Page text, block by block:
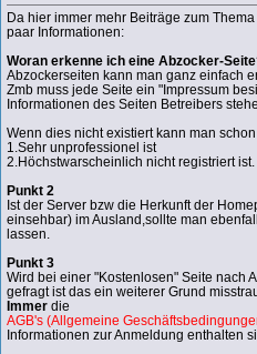
Da hier immer mehr Beiträge zum
paar Informationen:
Woran erkenne ich eine Abzocker-
Abzockerseiten kann man ganz einfach
Zmb muss jede Seite ein "Impressum
Informationen des Seiten Betreibers
Wenn dies nicht existiert kann man
1.Sehr unprofessionel ist
2.Höchstwarscheinlich nicht registriert ist.
Punkt 2
Ist der Server bzw die Herkunft der
einsehbar) im Ausland,sollte man
lassen.
Punkt 3
Wird bei einer "Kostenlosen" Seite nach
gefragt ist das ein weiterer Grund
Immer die
AGB's (Allgemeine
Informationen zur Anmeldung enthalten